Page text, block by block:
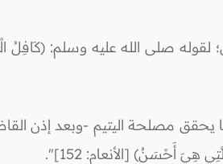
صلى الله عليه وسلم: (كَافِلُ
هِيَ أَحْسَنُ) [الأنعام: 152]".